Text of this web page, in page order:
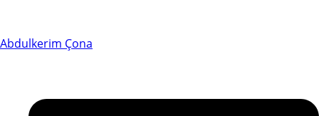
Abdulkerim Çona